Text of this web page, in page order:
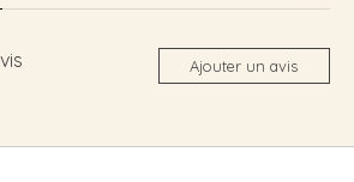
Ajouter un avis